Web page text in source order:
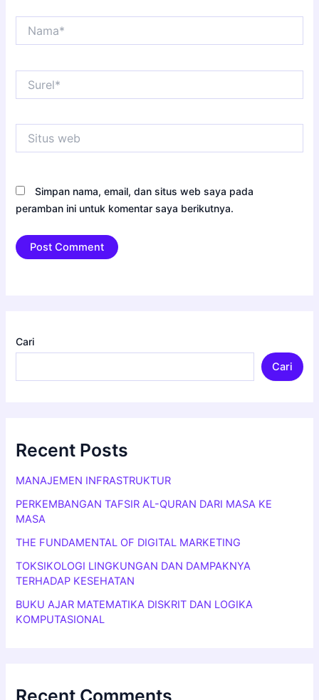
web
Simpan nama, email, dan situs web saya pada
peramban ini untuk komentar saya berikutnya.
Cari
Cari
Recent Posts
MANAJEMEN INFRASTRUKTUR
PERKEMBANGAN TAFSIR AL-QURAN DARI MASA KE
MASA
THE FUNDAMENTAL OF DIGITAL MARKETING
TOKSIKOLOGI LINGKUNGAN DAN DAMPAKNYA
TERHADAP KESEHATAN
BUKU AJAR MATEMATIKA DISKRIT DAN LOGIKA
KOMPUTASIONAL